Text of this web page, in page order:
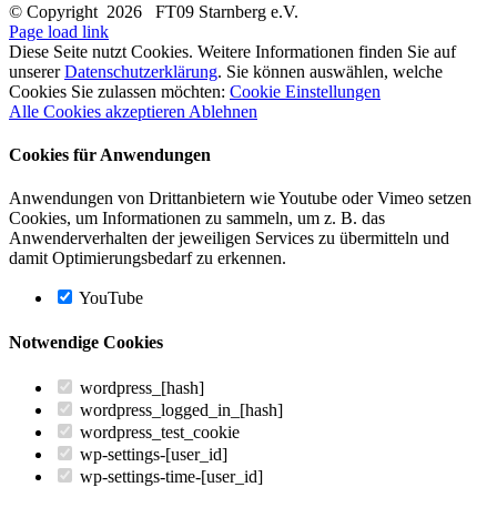
© Copyright 2026 FT09 Starnberg e.V.
Page load link
Diese Seite nutzt Cookies. Weitere Informationen finden Sie auf
unsererDatenschutzerklärung. Sie können auswählen, welche
Cookies Sie zulassen möchten: Cookie Einstellungen
Alle Cookies akzeptieren Ablehnen
Cookies für Anwendungen
Anwendungen von Drittanbietern wie Youtube oder Vimeo setzen
Cookies, um Informationen zu sammeln, um z. B. das
Anwenderverhalten der jeweiligen Services zu übermitteln und
damit Optimierungsbedarf zu erkennen.
YouTube
Notwendige Cookies
wordpress_[hash]
wordpress_logged_in_[hash]
wordpress_test_cookie
wp-settings-[user_id]
wp-settings-time-[user_id]